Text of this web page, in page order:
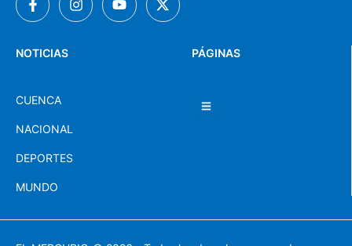
PÁGINAS
NOTICIAS
CUENCA
NACIONAL
DEPORTES
MUNDO